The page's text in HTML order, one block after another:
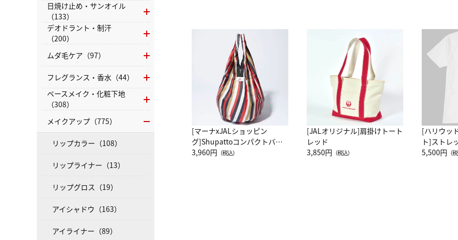
[マーナxJALショッピン
グ]Shupattoコンパクトバッ
グ Drop JAL客室乗務員
3,960円 （税込）
[JALオリジナル]肩掛けトート
レッド
3,850円 （税込）
[ハリウッ
ト]ストレ
ーネック
5,500円 （
日焼け止め・サンオイル
（133）
デオドラント・制汗
（200）
ムダ毛ケア（97）
フレグランス・香水（44）
ベースメイク・化粧下地
（308）
メイクアップ（775）
リップカラー（108）
リップライナー（13）
リップグロス（19）
アイシャドウ（163）
アイライナー（89）